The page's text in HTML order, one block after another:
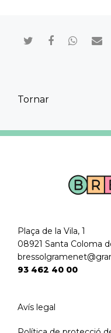
Tornar
Plaça de la Vila, 1
08921 Santa Coloma
93 462 40 00
Avís legal